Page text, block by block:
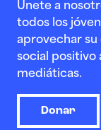
Únete a
todos los
aprovechar
social positivo
mediáticas.
Donar